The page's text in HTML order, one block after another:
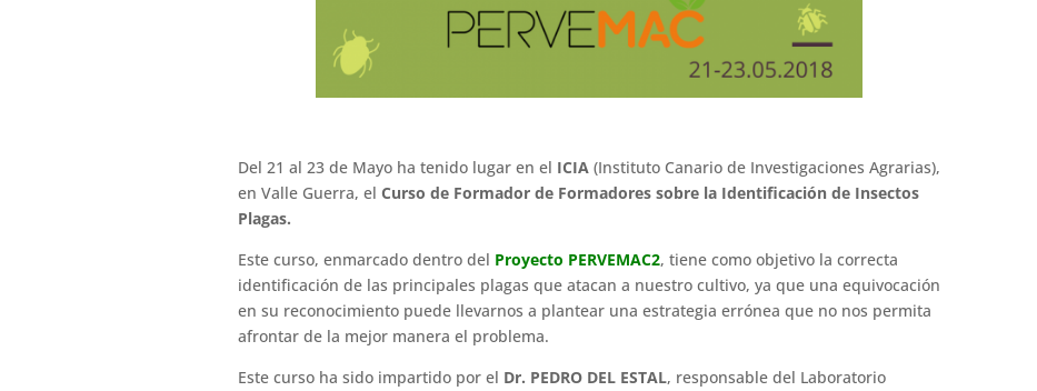
Del 21 al 23 de Mayo ha tenido lugar en el ICIA(Instituto Canario de Investigaciones Agrarias),
en Valle Guerra, el Curso de Formador de Formadores sobre la Identificación de Insectos
Plagas.
Este curso, enmarcado dentro del Proyecto PERVEMAC2, tiene como objetivo la correcta
identificación de las principales plagas que atacan a nuestro cultivo, ya que una equivocación
en su reconocimiento puede llevarnos a plantear una estrategia errónea que no nos permita
afrontar de la mejor manera el problema.
Este curso ha sido impartido por el Dr. PEDRO DEL ESTAL, responsable del Laboratorio